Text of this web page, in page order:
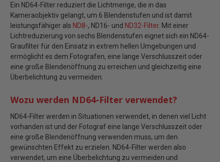
Ein ND64-Filter reduziert die Lichtmenge, die in das
Kameraobjektiv gelangt, um 6 Blendenstufen und ist damit
leistungsfähiger als ND8-, ND16- und ND32-Filter. Mit einer
Lichtreduzierung von sechs Blendenstufen eignet sich ein ND64-
Graufilter für den Einsatz in extrem hellen Umgebungen und
ermöglicht es dem Fotografen, eine lange Verschlusszeit oder
eine große Blendenöffnung zu erreichen und gleichzeitig eine
Überbelichtung zu vermeiden.
Wozu werden ND64-Filter verwendet?
ND64-Filter werden in Situationen verwendet, in denen viel Licht
vorhanden ist und der Fotograf eine lange Verschlusszeit oder
eine große Blendenöffnung verwenden muss, um den
gewünschten Effekt zu erzielen. ND64-Filter werden also
verwendet, um eine Überbelichtung zu vermeiden und